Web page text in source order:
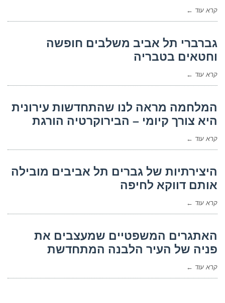
קרא עוד ←
גברברי תל אביב משלבים חופשה
וחטאים בטבריה
קרא עוד ←
המלחמה מראה לנו שהתחדשות עירונית
היא צורך קיומי – הבירוקרטיה הורגת
קרא עוד ←
היצירתיות של גברים תל אביבים מובילה
אותם דווקא לחיפה
קרא עוד ←
האתגרים המשפטיים שמעצבים את
פניה של העיר הלבנה המתחדשת
קרא עוד ←